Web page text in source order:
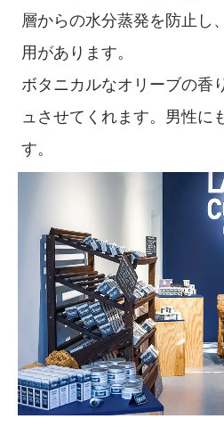
層からの水分蒸発を防止し
用があります。
ボタニカルなオリーブの香
ュさせてくれます。男性に
す。